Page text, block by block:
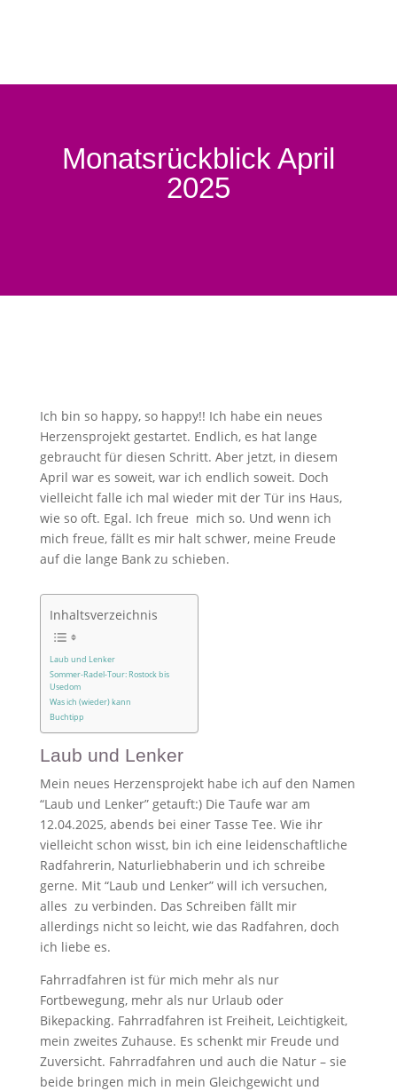
Monatsrückblick April
2025
Ich bin so happy, so happy!! Ich habe ein neues
Herzensprojekt gestartet. Endlich, es hat lange
gebraucht für diesen Schritt. Aber jetzt, in diesem
April war es soweit, war ich endlich soweit. Doch
vielleicht falle ich mal wieder mit der Tür ins Haus,
wie so oft. Egal. Ich freue mich so. Und wenn ich
mich freue, fällt es mir halt schwer, meine Freude
auf die lange Bank zu schieben.
Inhaltsverzeichnis
Laub und Lenker
Sommer-Radel-Tour: Rostock bis
Usedom
Was ich (wieder) kann
Buchtipp
Laub und Lenker
Mein neues Herzensprojekt habe ich auf den Namen
“Laub und Lenker” getauft:) Die Taufe war am
12.04.2025, abends bei einer Tasse Tee. Wie ihr
vielleicht schon wisst, bin ich eine leidenschaftliche
Radfahrerin, Naturliebhaberin und ich schreibe
gerne. Mit “Laub und Lenker” will ich versuchen,
alles zu verbinden. Das Schreiben fällt mir
allerdings nicht so leicht, wie das Radfahren, doch
ich liebe es.
Fahrradfahren ist für mich mehr als nur
Fortbewegung, mehr als nur Urlaub oder
Bikepacking. Fahrradfahren ist Freiheit, Leichtigkeit,
mein zweites Zuhause. Es schenkt mir Freude und
Zuversicht. Fahrradfahren und auch die Natur – sie
beide bringen mich in mein Gleichgewicht und